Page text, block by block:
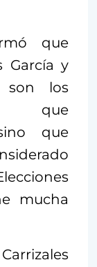
que
García y
son los
que
que
mucha